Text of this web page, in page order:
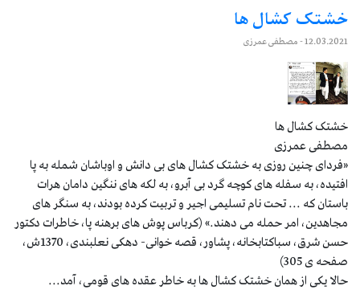
خشتک کشال ها
12.03.2021- مصطفی عمرزی
خشتک کشال ها
مصطفی عمرزی
«فردای چنین روزی به خشتک کشال های بی دانش و اوباشان شمله به پا
افتیده، به سفله های کوچه گرد بی آبرو، به لکه های ننگین دامان هرات
باستان که ... تحت نام تسلیمی اجیر و تربیت کرده بودند، به سنگر های
مجاهدین، امر حمله می دهند.» (کرباس پوش های برهنه پا، خاطرات دکتور
حسن شرق، سباکتابخانه، پشاور، قصه خوانی- دهکی نعلبندی، 1370ش،
صفحه ی 305)
حالا یکی از همان خشتک کشال ها به خاطر عقده های قومی، آمد...